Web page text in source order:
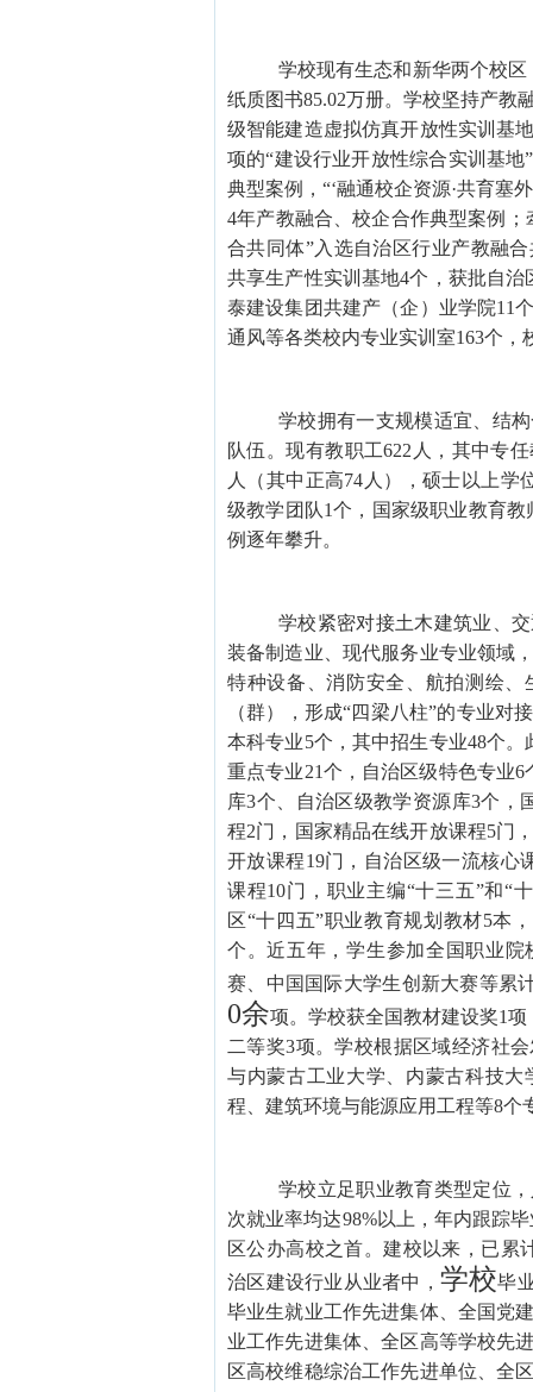
学校现有生态和新华两个校区
纸质图书85.02万册。学校坚持产教
级智能建造虚拟仿真开放性实训基
项的“建设行业开放性综合实训基地
典型案例，“‘融通校企资源·共育塞
4年产教融合、校企合作典型案例
合共同体”入选自治区行业产教融
共享生产性实训基地4个，获批自
泰建设集团共建产（企）业学院11
通风等各类校内专业实训室163个，
学校拥有一支规模适宜、结
队伍。现有教职工622人，其中专
人（其中正高74人），硕士以上学
级教学团队1个，国家级职业教育
例逐年攀升。
学校紧密对接土木建筑业、
装备制造业、现代服务业专业领域
特种设备、消防安全、航拍测绘
（群），形成“四梁八柱”的专业对
本科专业5个，其中招生专业48个
重点专业21个，自治区级特色专业
库3个、自治区级教学资源库3个，
程2门，国家精品在线开放课程5门
开放课程19门，自治区级一流核心
课程10门，职业主编“十三五”和“
区“十四五”职业教育规划教材5本
个。近五年，学生参加全国职业
赛、中国国际大学生创新大赛等累
0余项。学校获全国教材建设奖1
二等奖3项。学校根据区域经济社
与内蒙古工业大学、内蒙古科技
程、建筑环境与能源应用工程等8个
学校立足职业教育类型定位
次就业率均达98%以上，年内跟踪
区公办高校之首。建校以来，已累
治区建设行业从业者中， 学校毕
毕业生就业工作先进集体、全国党
业工作先进集体、全区高等学校先
区高校维稳综治工作先进单位、全